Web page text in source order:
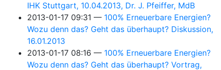
IHK Stuttgart, 10.04.2013, Dr. J. Pfeiffer, MdB
2013-01-17 09:31
100% Erneuerbare Energien?
Wozu denn das? Geht das überhaupt? Diskussion,
16.01.2013
2013-01-17 08:16
100% Erneuerbare Energien?
Wozu denn das? Geht das überhaupt? Vortrag,